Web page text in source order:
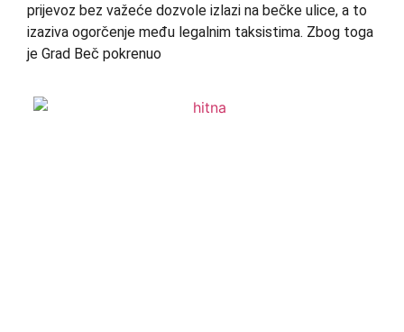
prijevoz bez važeće dozvole izlazi na bečke ulice, a to
izaziva ogorčenje među legalnim taksistima. Zbog toga
je Grad Beč pokrenuo